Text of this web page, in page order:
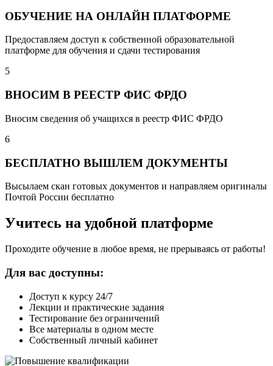
ОБУЧЕНИЕ НА ОНЛАЙН ПЛАТФОРМЕ
Предоставляем доступ к собственной образовательной
платформе для обучения и сдачи тестирования
5
ВНОСИМ В РЕЕСТР ФИС ФРДО
Вносим сведения об учащихся в реестр ФИС ФРДО
6
БЕСПЛАТНО ВЫШЛЕМ ДОКУМЕНТЫ
Высылаем скан готовых документов и направляем оригиналы
Почтой России бесплатно
Учитесь на удобной платформе
Проходите обучение в любое время, не прерываясь от работы!
Для вас доступны:
Доступ к курсу 24/7
Лекции и практические задания
Тестирование без ограничений
Все материалы в одном месте
Собственный личный кабинет